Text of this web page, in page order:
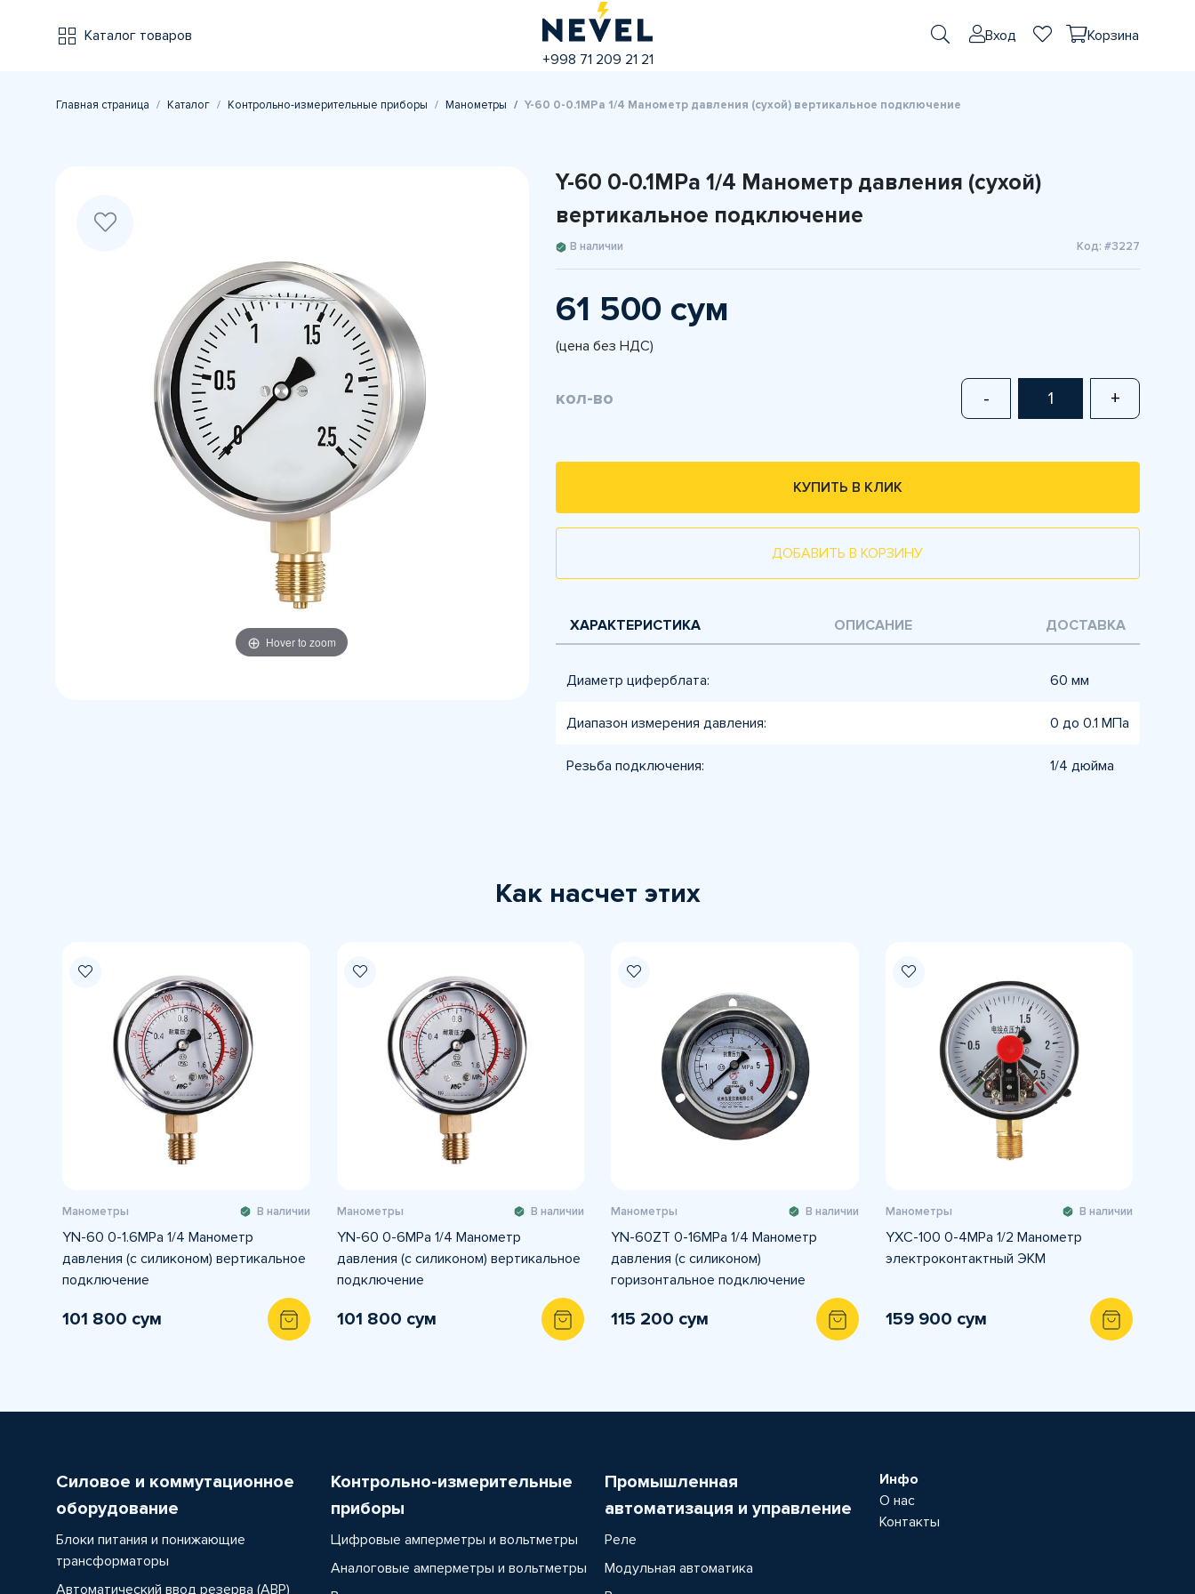
Каталог товаров
+998 71 209 21 21
Вход Корзина
Главная страница Каталог Контрольно-измерительные приборы Манометры Y-60 0-0.1MPа 1/4 Манометр давления (сухой) вертикальное подключение
Hover to zoom
Y-60 0-0.1MPа 1/4 Манометр давления (сухой)
вертикальное подключение
В наличии Код: #3227
61 500 сум
(цена без НДС)
кол-во - +
КУПИТЬ В КЛИК
ДОБАВИТЬ В КОРЗИНУ
ХАРАКТЕРИСТИКА ОПИСАНИЕ ДОСТАВКА
Диаметр циферблата: 60 мм
Диапазон измерения давления: 0 до 0.1 МПа
Резьба подключения: 1/4 дюйма
Как насчет этих
Манометры В наличии
YN-60 0-1.6MPа 1/4 Манометр
давления (с силиконом) вертикальное
подключение
101 800 сум
Манометры В наличии
YN-60 0-6MPа 1/4 Манометр
давления (с силиконом) вертикальное
подключение
101 800 сум
Манометры В наличии
YN-60ZT 0-16MPа 1/4 Манометр
давления (с силиконом)
горизонтальное подключение
115 200 сум
Манометры В наличии
YXC-100 0-4MPa 1/2 Манометр
электроконтактный ЭКМ
159 900 сум
Силовое и коммутационное
оборудование
Блоки питания и понижающие
трансформаторы
Автоматический ввод резерва (АВР)
Контрольно-измерительные
приборы
Цифровые амперметры и вольтметры
Аналоговые амперметры и вольтметры
Промышленная
автоматизация и управление
Реле
Модульная автоматика
Инфо
О нас
Контакты